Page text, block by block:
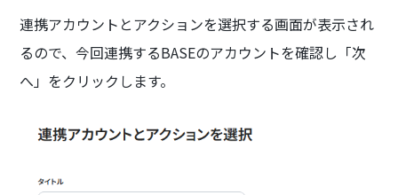
連携アカウントとアクションを選択する画面が表示され
るので、今回連携するBASEのアカウントを確認し「次
へ」をクリックします。